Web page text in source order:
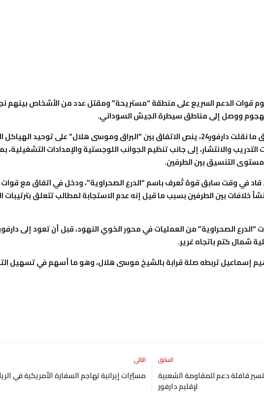
قوات الدعم السريع على منطقة “مستريحة” ومقتل عدد من الأشخاص
الهجوم ووصل إلى مناطق سيطرة الجيش السوداني.
وبحسب مصادر مطلعة وفق ما نقلت دارفور24، ينص الاتفاق بين “البراق وموسى هلال” على توحيد
والانتشار، إلى جانب تنظيم الجوانب اللوجستية والإمدادات التشغيلية،
مستوى التنسيق بين الطرفين.
في وقت سابق قوة تُعرف باسم “الدرع الصحراوية”، ودخل في اتفاق مع قوات
خلافات بين الطرفين بسبب ما قيل إنه عدم الاستجابة لمطالب تتعلق بترتيبات
“الدرع الصحراوية” من العمليات في محور الخوي النهود، قبل أن تعود إلى
شمال كتم باتجاه غرير.
إسماعيل تربطه صلة قرابة بالشيخ موسى هلال، وهو ما أسهم في تسهيل
السابق
قافلة دعم للمقاومة الشعبية
لإقليم دارفور
التالي
مسيّرات إيرانية تهاجم السفارة الأمريكية في